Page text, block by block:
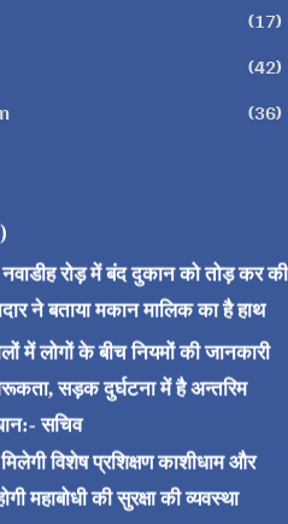
(17)
(42)
(36)
रोड़ में बंद दुकान को तोड़ कर की
ने बताया मकान मालिक का है हाथ
में लोगों के बीच नियमों की जानकारी
सड़क दुर्घटना में है अन्तरिम
सचिव
विशेष प्रशिक्षण काशीधाम और
महाबोधी की सुरक्षा की व्यवस्था